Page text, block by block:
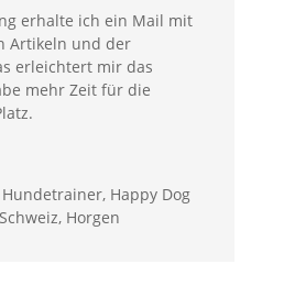
erhalte ich ein Mail mit
Artikeln und der
erleichtert mir das
mehr Zeit für die
, Happy Dog
Horgen